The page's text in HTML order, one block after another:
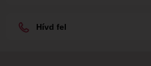
Hívd fel